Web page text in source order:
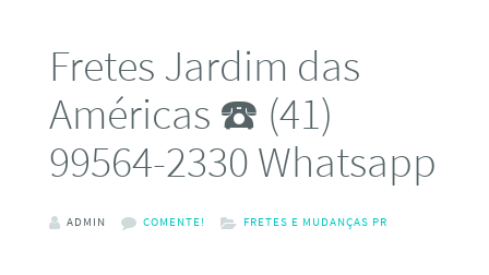
Fretes Jardim das
Américas ☎️ (41)
99564-2330 Whatsapp
ADMIN COMENTE! FRETES E MUDANÇAS PR